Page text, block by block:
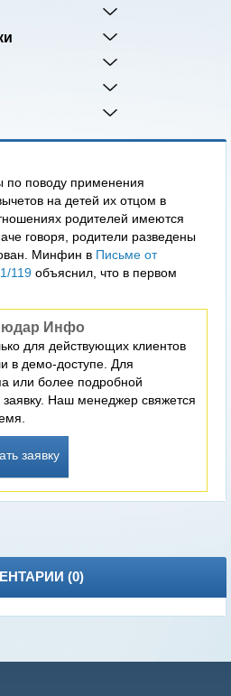
по поводу применения
на детей их отцом в
родителей имеются
говоря, родители разведены
Минфин в Письме от
119 объяснил, что в первом
Инфо
для действующих клиентов
демо-доступе. Для
или более подробной
Наш менеджер свяжется
заявку
(0)